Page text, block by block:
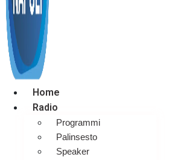
Home
Radio
Programmi
Palinsesto
Speaker